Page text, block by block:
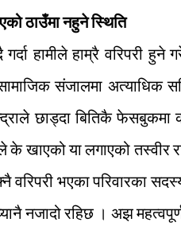
ठाउँमा नहुने स्थिति
हामीले हाम्रै वरिपरी
संजालमा अत्याधिक
छाड्दा बितिकै
के खाएको या लगाएको
भएका परिवारका
नजादो रहिछ । अझ